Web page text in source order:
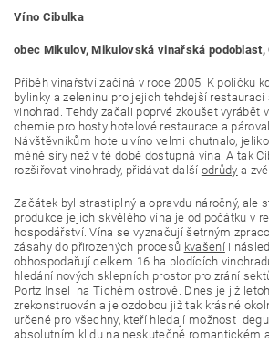
Víno Cibulka
obec Mikulov, Mikulovská vinařská
Příběh vinařství začíná v roce 2005. K políčku
bylinky a zeleninu pro jejich tehdejší restauraci
vinohrad. Tehdy začali poprvé zkoušet vyrábět
chemie pro hosty hotelové restaurace a
Návštěvníkům hotelu víno velmi chutnalo,
méně síry než v té době dostupná vína. A tak
rozšiřovat vinohrady, přidávat další odrůdy a
Začátek byl strastiplný a opravdu náročný, ale
produkce jejich skvělého vína je od počátku v
hospodářství. Vína se vyznačují šetrným
zásahy do přirozených procesů kvašeníi
obhospodařují celkem 16 ha plodících
hledání nových sklepních prostor pro zrání
Portz Insel na Tichém ostrově. Dnes je již
zrekonstruován a je ozdobou již tak krásné
určené pro všechny, kteří hledají možnost
absolutním klidu na neskutečně romantickém